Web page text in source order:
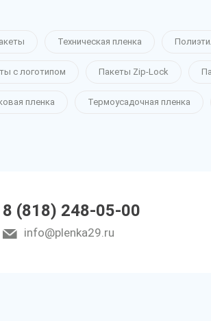
Техническая пленка
с логотипом Пакеты Zip-Lock
пленка Термоусадочная пленка
8 (818) 248-05-00
info@plenka29.ru